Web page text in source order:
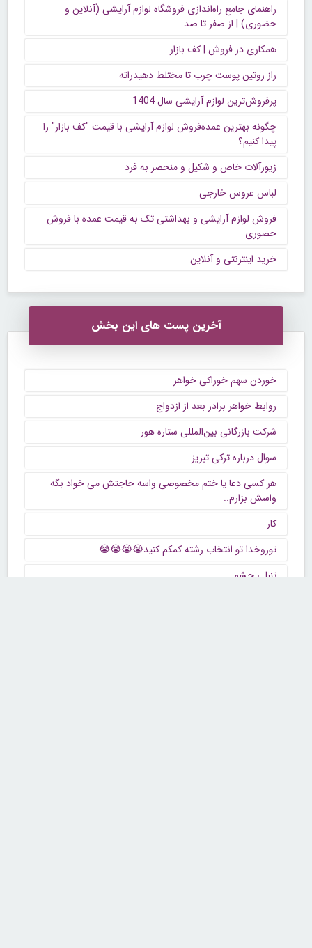
راهنمای جامع راه‌اندازی فروشگاه لوازم آرایشی (آنلاین و
حضوری) | از صفر تا صد
همکاری در فروش | کف بازار
راز روتین پوست چرب تا مختلط دهیدراته
پرفروش‌ترین لوازم آرایشی سال 1404
چگونه بهترین عمده‌فروش لوازم آرایشی با قیمت "کف بازار" را
پیدا کنیم؟
زیورآلات خاص و شکیل و منحصر به فرد
لباس عروس خارجی
فروش لوازم آرایشی و بهداشتی تک به قیمت عمده با فروش
حضوری
خرید اینترنتی و آنلاین
آخرین پست های این بخش
خوردن سهم خوراکی خواهر
روابط خواهر برادر بعد از ازدواج
شرکت بازرگانی بین‌المللی ستاره هور
سوال درباره ترکی تبریز
هر کسی دعا یا ختم مخصوصی واسه حاجتش می خواد بگه
واسش بزارم..
کار
توروخدا تو انتخاب رشته کمکم کنید😭😭😭😭
تنبلی چشم